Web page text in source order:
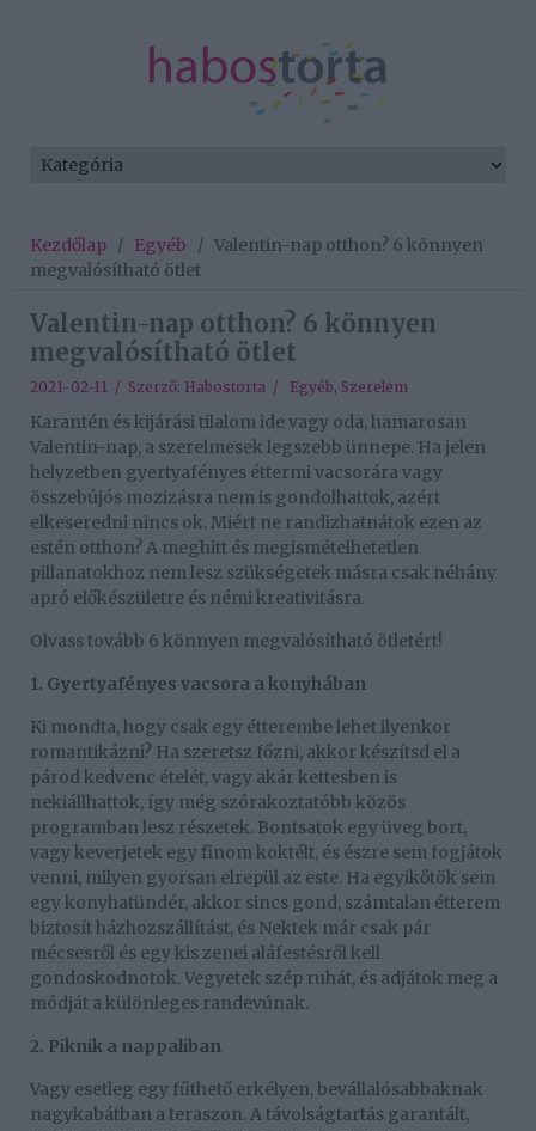
Kezdőlap / Egyéb / Valentin-nap otthon? 6 könnyen
megvalósítható ötlet
Valentin-nap otthon? 6 könnyen
megvalósítható ötlet
2021-02-11 / Szerző: Habostorta / Egyéb, Szerelem
Karantén és kijárási tilalom ide vagy oda, hamarosan
Valentin-nap, a szerelmesek legszebb ünnepe. Ha jelen
helyzetben gyertyafényes éttermi vacsorára vagy
összebújós mozizásra nem is gondolhattok, azért
elkeseredni nincs ok. Miért ne randizhatnátok ezen az
estén otthon? A meghitt és megismételhetetlen
pillanatokhoz nem lesz szükségetek másra csak néhány
apró előkészületre és némi kreativitásra.
Olvass tovább 6 könnyen megvalósítható ötletért!
1. Gyertyafényes vacsora a konyhában
Ki mondta, hogy csak egy étterembe lehet ilyenkor
romantikázni? Ha szeretsz főzni, akkor készítsd el a
párod kedvenc ételét, vagy akár kettesben is
nekiállhattok, így még szórakoztatóbb közös
programban lesz részetek. Bontsatok egy üveg bort,
vagy keverjetek egy finom koktélt, és észre sem fogjátok
venni, milyen gyorsan elrepül az este. Ha egyikőtök sem
egy konyhatündér, akkor sincs gond, számtalan étterem
biztosít házhozszállítást, és Nektek már csak pár
mécsesről és egy kis zenei aláfestésről kell
gondoskodnotok. Vegyetek szép ruhát, és adjátok meg a
módját a különleges randevúnak.
2. Piknik a nappaliban
Vagy esetleg egy fűthető erkélyen, bevállalósabbaknak
nagykabátban a teraszon. A távolságtartás garantált,